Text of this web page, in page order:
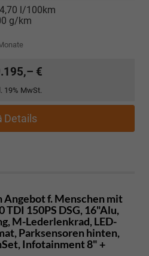
4,70 l/100km
g/km
€
19% MwSt.
Details
drucken
Angebot f. Menschen mit
TDI 150PS DSG, 16"Alu,
M-Lederlenkrad, LED-
Parksensoren hinten,
Infotainment 8" +